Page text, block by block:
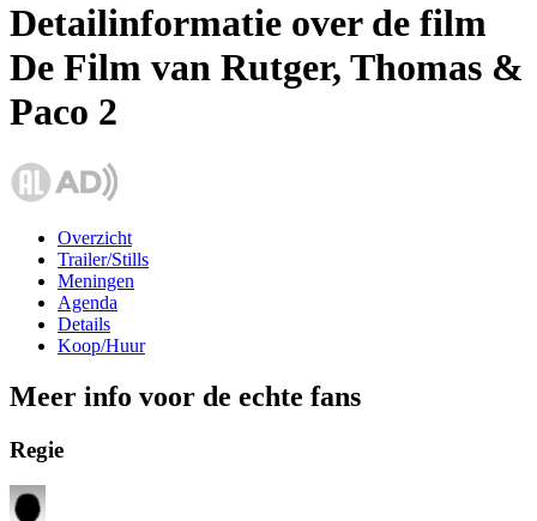
Detailinformatie over de film
De Film van Rutger, Thomas &
Paco 2
Overzicht
Trailer/Stills
Meningen
Agenda
Details
Koop/Huur
Meer info voor de echte fans
Regie